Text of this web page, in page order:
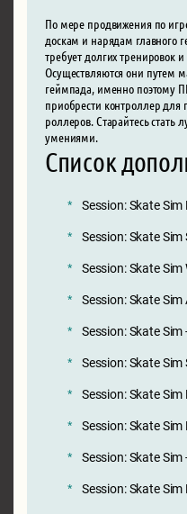
По мере продвижения по
доскам и нарядам главного
требует долгих тренировок
Осуществляются они путем
геймпада, именно поэтому
приобрести контроллер
роллеров. Старайтесь
умениями.
Список
Session: Skate
Session: Skate
Session: Skate
Session: Skate Sim
Session: Skate Sim
Session: Skate
Session: Skate Sim
Session: Skate Sim
Session: Skate Sim
Session: Skate Sim